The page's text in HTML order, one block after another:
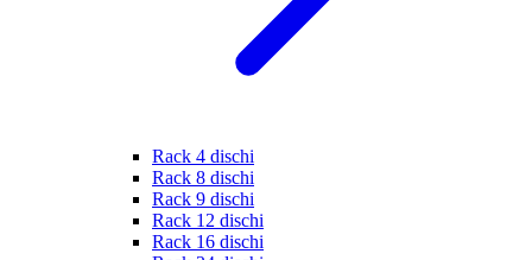
Rack 4 dischi
Rack 8 dischi
Rack 9 dischi
Rack 12 dischi
Rack 16 dischi